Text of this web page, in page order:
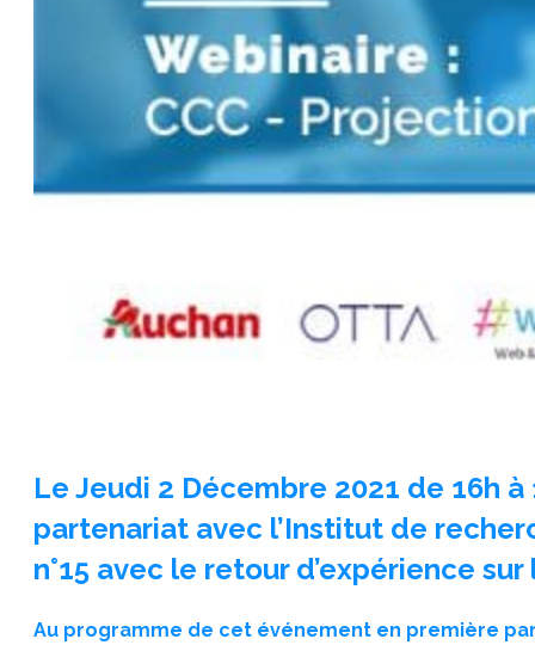
Le Jeudi 2 Décembre 2021 de 16h
partenariat avec l’Institut de
n°15 avec le retour d’expérience
Au programme de cet événement en première